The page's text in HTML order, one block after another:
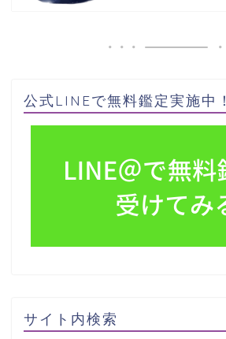
公式LINEで無料鑑定実施中！
サイト内検索